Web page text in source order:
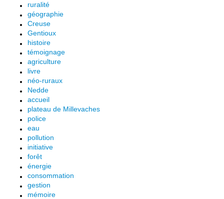
ruralité
géographie
Creuse
Gentioux
histoire
témoignage
agriculture
livre
néo-ruraux
Nedde
accueil
plateau de Millevaches
police
eau
pollution
initiative
forêt
énergie
consommation
gestion
mémoire